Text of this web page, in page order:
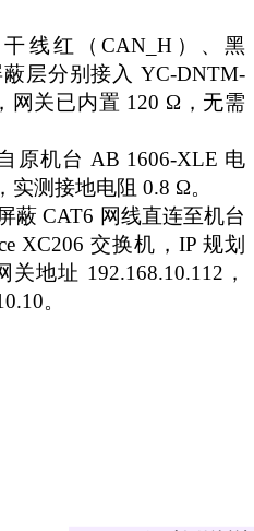
干线红（CAN_H）、黑
蔽层分别接入 YC-DNTM-
网关已内置 120 Ω，无需
原机台 AB 1606-XLE 电
实测接地电阻 0.8 Ω。
蔽 CAT6 网线直连至机台
XC206 交换机，IP 规划
关地址 192.168.10.112，
。